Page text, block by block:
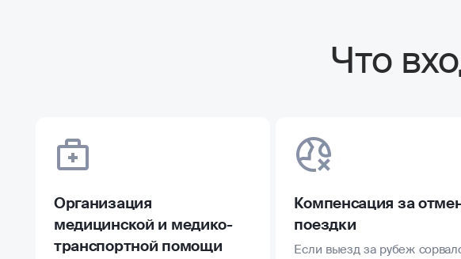
Что
Организация
медицинской и медико-
транспортной помощи
Компенсация за
поездки
Если выезд за рубеж